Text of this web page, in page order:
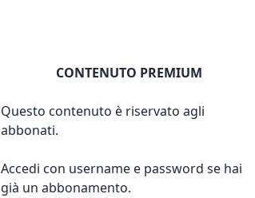
CONTENUTO PREMIUM
Questo contenuto è riservato agli
abbonati.
Accedi con username e password se hai
già un abbonamento.